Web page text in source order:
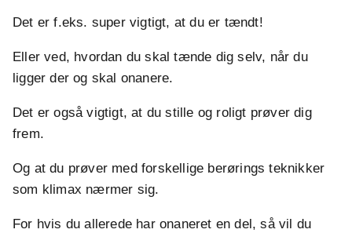
Det er f.eks. super vigtigt, at du er tændt!
Eller ved, hvordan du skal tænde dig selv, når du
ligger der og skal onanere.
Det er også vigtigt, at du stille og roligt prøver dig
frem.
Og at du prøver med forskellige berørings teknikker
som klimax nærmer sig.
For hvis du allerede har onaneret en del, så vil du